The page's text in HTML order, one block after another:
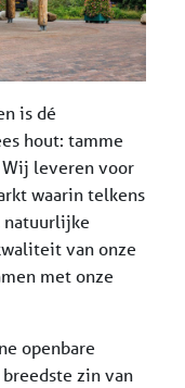
is dé
hout: tamme
Wij leveren voor
waarin telkens
natuurlijke
van onze
met onze
openbare
zin van